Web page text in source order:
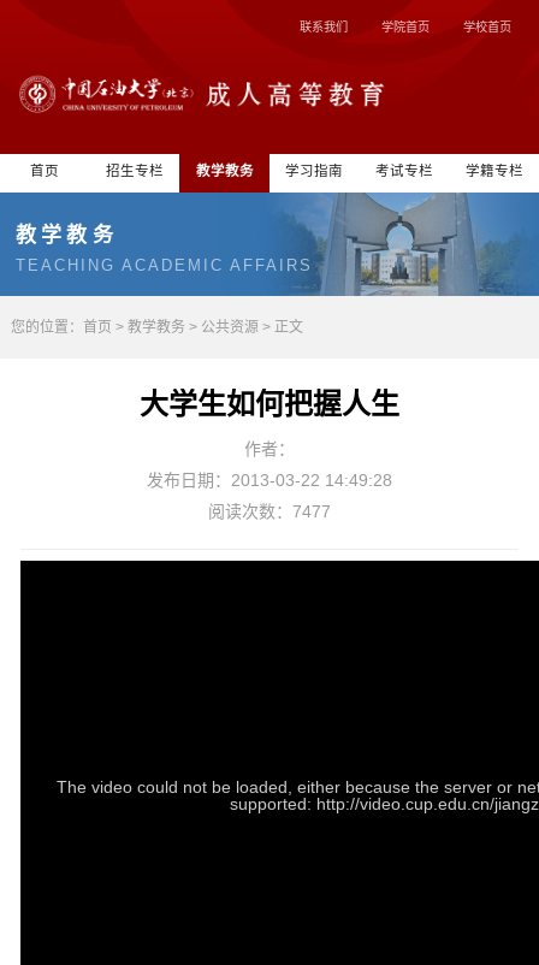
联系我们 学院首页 学校首页
首页 招生专栏 教学教务 学习指南 考试专栏 学籍专栏
教学教务
TEACHING ACADEMIC AFFAIRS
您的位置： 首页 > 教学教务 > 公共资源> 正文
大学生如何把握人生
作者：
发布日期：2013-03-22 14:49:28
阅读次数：7477
The video could not be loaded, either because the server or
supported: http://video.cup.edu.cn/